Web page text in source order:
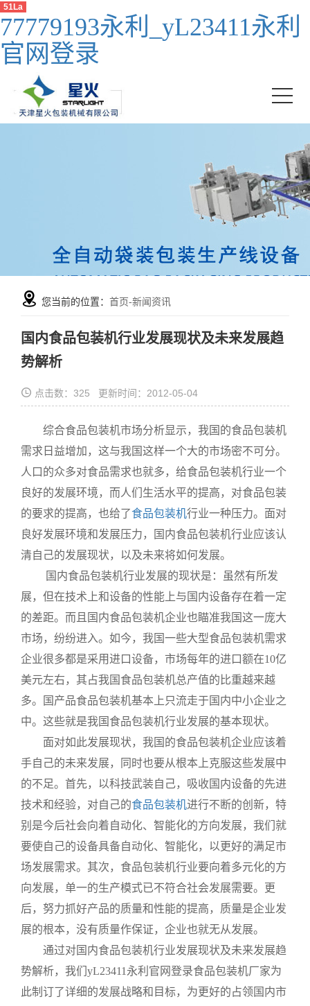
51La
77779193永利_yL23411永利
官网登录
您当前的位置： 首页-新闻资讯
国内食品包装机行业发展现状及未来发展趋
势解析
点击数：325 更新时间：2012-05-04
综合食品包装机市场分析显示，我国的食品包装机
需求日益增加，这与我国这样一个大的市场密不可分。
人口的众多对食品需求也就多，给食品包装机行业一个
良好的发展环境，而人们生活水平的提高，对食品包装
的要求的提高，也给了食品包装机行业一种压力。面对
良好发展环境和发展压力，国内食品包装机行业应该认
清自己的发展现状，以及未来将如何发展。
国内食品包装机行业发展的现状是：虽然有所发
展，但在技术上和设备的性能上与国内设备存在着一定
的差距。而且国内食品包装机企业也瞄准我国这一庞大
市场，纷纷进入。如今，我国一些大型食品包装机需求
企业很多都是采用进口设备，市场每年的进口额在10亿
美元左右，其占我国食品包装机总产值的比重越来越
多。国产品食品包装机基本上只流走于国内中小企业之
中。这些就是我国食品包装机行业发展的基本现状。
面对如此发展现状，我国的食品包装机企业应该着
手自己的未来发展，同时也要从根本上克服这些发展中
的不足。首先，以科技武装自己，吸收国内设备的先进
技术和经验，对自己的食品包装机进行不断的创新，特
别是今后社会向着自动化、智能化的方向发展，我们就
要使自己的设备具备自动化、智能化，以更好的满足市
场发展需求。其次，食品包装机行业要向着多元化的方
向发展，单一的生产模式已不符合社会发展需要。更
后，努力抓好产品的质量和性能的提高，质量是企业发
展的根本，没有质量作保证，企业也就无从发展。
通过对国内食品包装机行业发展现状及未来发展趋
势解析，我们yL23411永利官网登录食品包装机厂家为
此制订了详细的发展战略和目标，为更好的占领国内市